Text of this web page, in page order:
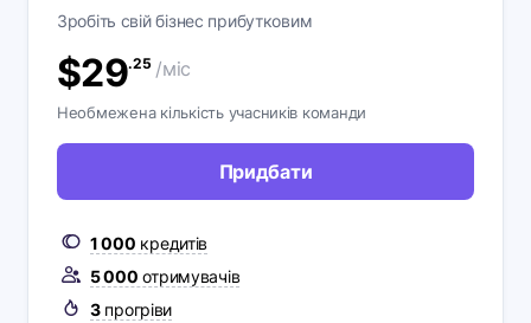
Зробіть свій бізнес прибутковим
$29.25 /міс
Необмежена кількість учасників команди
Придбати
1 000 кредитів
5 000 отримувачів
3прогріви